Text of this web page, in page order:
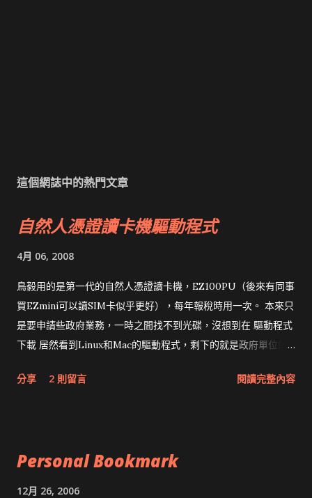
這個網誌中的熱門文章
自然人憑證讀卡機驅動程式
4月 06, 2008
鳥毅用的是第一代的自然人憑證讀卡機，EZ100PU（後來有同事
買EZmini可以讀SIM卡似乎更好），每年報稅時用一次。 本來只
是要申請些政府業務，一時之間找不到光碟，沒想到在 驅動程式
下載 居然看到Linux和Mac的驅動程式，剩下的就是政府單位的
分享 2 則留言 閱讀完整內容
Personal Bookmark
12月 26, 2006